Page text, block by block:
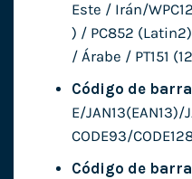
Este / Irán/
) / PC852
/ Árabe / PT151
Código de
E/
CODE93/
Código de